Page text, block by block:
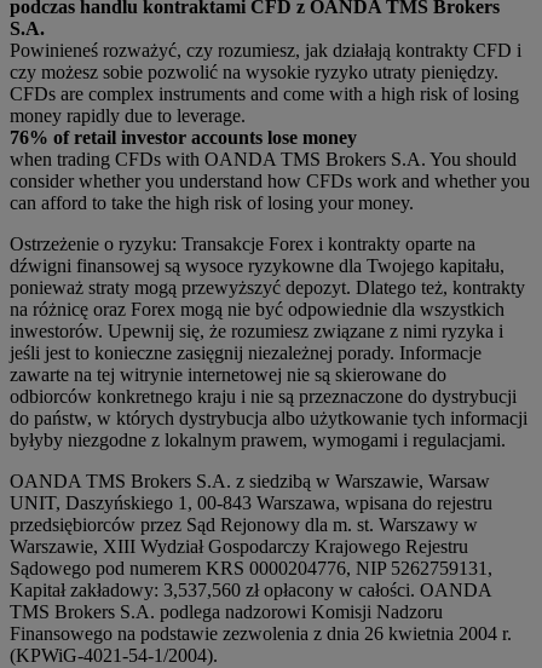
podczas handlu kontraktami CFD z OANDA TMS Brokers
S.A.
Powinieneś rozważyć, czy rozumiesz, jak działają kontrakty CFD i
czy możesz sobie pozwolić na wysokie ryzyko utraty pieniędzy.
CFDs are complex instruments and come with a high risk of losing
money rapidly due to leverage.
76% of retail investor accounts lose money
when trading CFDs with OANDA TMS Brokers S.A. You should
consider whether you understand how CFDs work and whether you
can afford to take the high risk of losing your money.
Ostrzeżenie o ryzyku: Transakcje Forex i kontrakty oparte na
dźwigni finansowej są wysoce ryzykowne dla Twojego kapitału,
ponieważ straty mogą przewyższyć depozyt. Dlatego też, kontrakty
na różnicę oraz Forex mogą nie być odpowiednie dla wszystkich
inwestorów. Upewnij się, że rozumiesz związane z nimi ryzyka i
jeśli jest to konieczne zasięgnij niezależnej porady. Informacje
zawarte na tej witrynie internetowej nie są skierowane do
odbiorców konkretnego kraju i nie są przeznaczone do dystrybucji
do państw, w których dystrybucja albo użytkowanie tych informacji
byłyby niezgodne z lokalnym prawem, wymogami i regulacjami.
OANDA TMS Brokers S.A. z siedzibą w Warszawie, Warsaw
UNIT, Daszyńskiego 1, 00-843 Warszawa, wpisana do rejestru
przedsiębiorców przez Sąd Rejonowy dla m. st. Warszawy w
Warszawie, XIII Wydział Gospodarczy Krajowego Rejestru
Sądowego pod numerem KRS 0000204776, NIP 5262759131,
Kapitał zakładowy: 3,537,560 zł opłacony w całości. OANDA
TMS Brokers S.A. podlega nadzorowi Komisji Nadzoru
Finansowego na podstawie zezwolenia z dnia 26 kwietnia 2004 r.
(KPWiG-4021-54-1/2004).